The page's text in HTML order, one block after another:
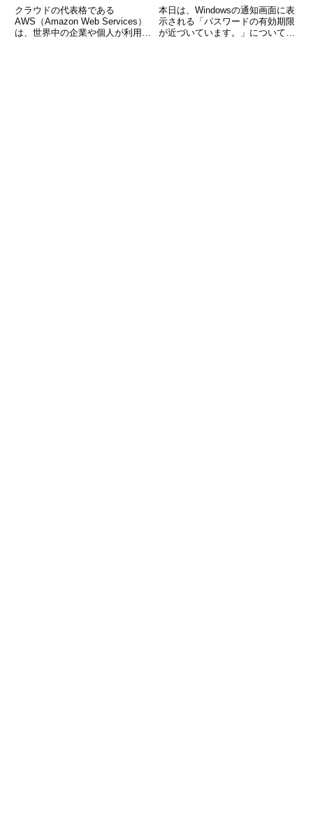
クラウドの代表格である
AWS（Amazon Web Services）
は、世界中の企業や個人が利用し
らの通知の対処法
本日は、Windowsの通知画面に表
示される「パスワードの有効期限
が近づいています。」について解